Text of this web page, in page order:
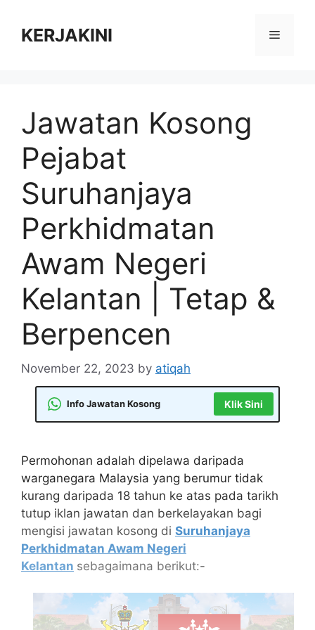
contentKERJAKINI Menu
Jawatan Kosong
Pejabat
Suruhanjaya
Perkhidmatan
Awam Negeri
Kelantan | Tetap &
Berpencen
November 22, 2023 by atiqah
Info Jawatan Kosong Klik Sini
Permohonan adalah dipelawa daripada
warganegara Malaysia yang berumur tidak
kurang daripada 18 tahun ke atas pada tarikh
tutup iklan jawatan dan berkelayakan bagi
mengisi jawatan kosong di Suruhanjaya
Perkhidmatan Awam Negeri
Kelantan sebagaimana berikut:-